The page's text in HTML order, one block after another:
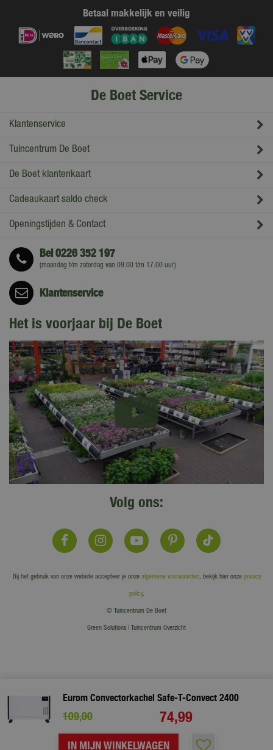
Eurom Convectorkachel Safe-T-Convect 2400
109,00 74,99
Betaal makkelijk en veilig
De Boet Service
Klantenservice
Tuincentrum De Boet
De Boet klantenkaart
Cadeaukaart saldo check
Openingstijden & Contact
Bel0226 352 197
(maandag t/m zaterdag van 09.00 t/m 17.00 uur)
Klantenservice
Het is voorjaar bij De Boet
Volg ons:
Bij het gebruik van onze website accepteer je onze algemene voorwaarden, bekijk hier onze privacy
policy.
© Tuincentrum De Boet
Green Solutions | Tuincentrum Overzicht